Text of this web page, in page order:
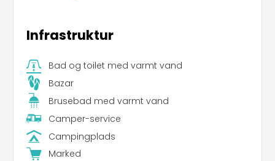
Infrastruktur
Bad og toilet med varmt vand
Bazar
Brusebad med varmt vand
Camper-service
Campingplads
Marked